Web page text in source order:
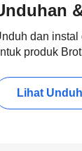
dan instal
produk
Lihat